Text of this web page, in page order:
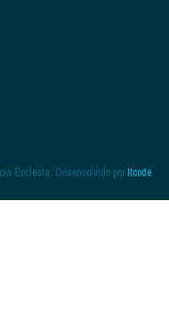
Ecclesia. Desenvolvido porItcode